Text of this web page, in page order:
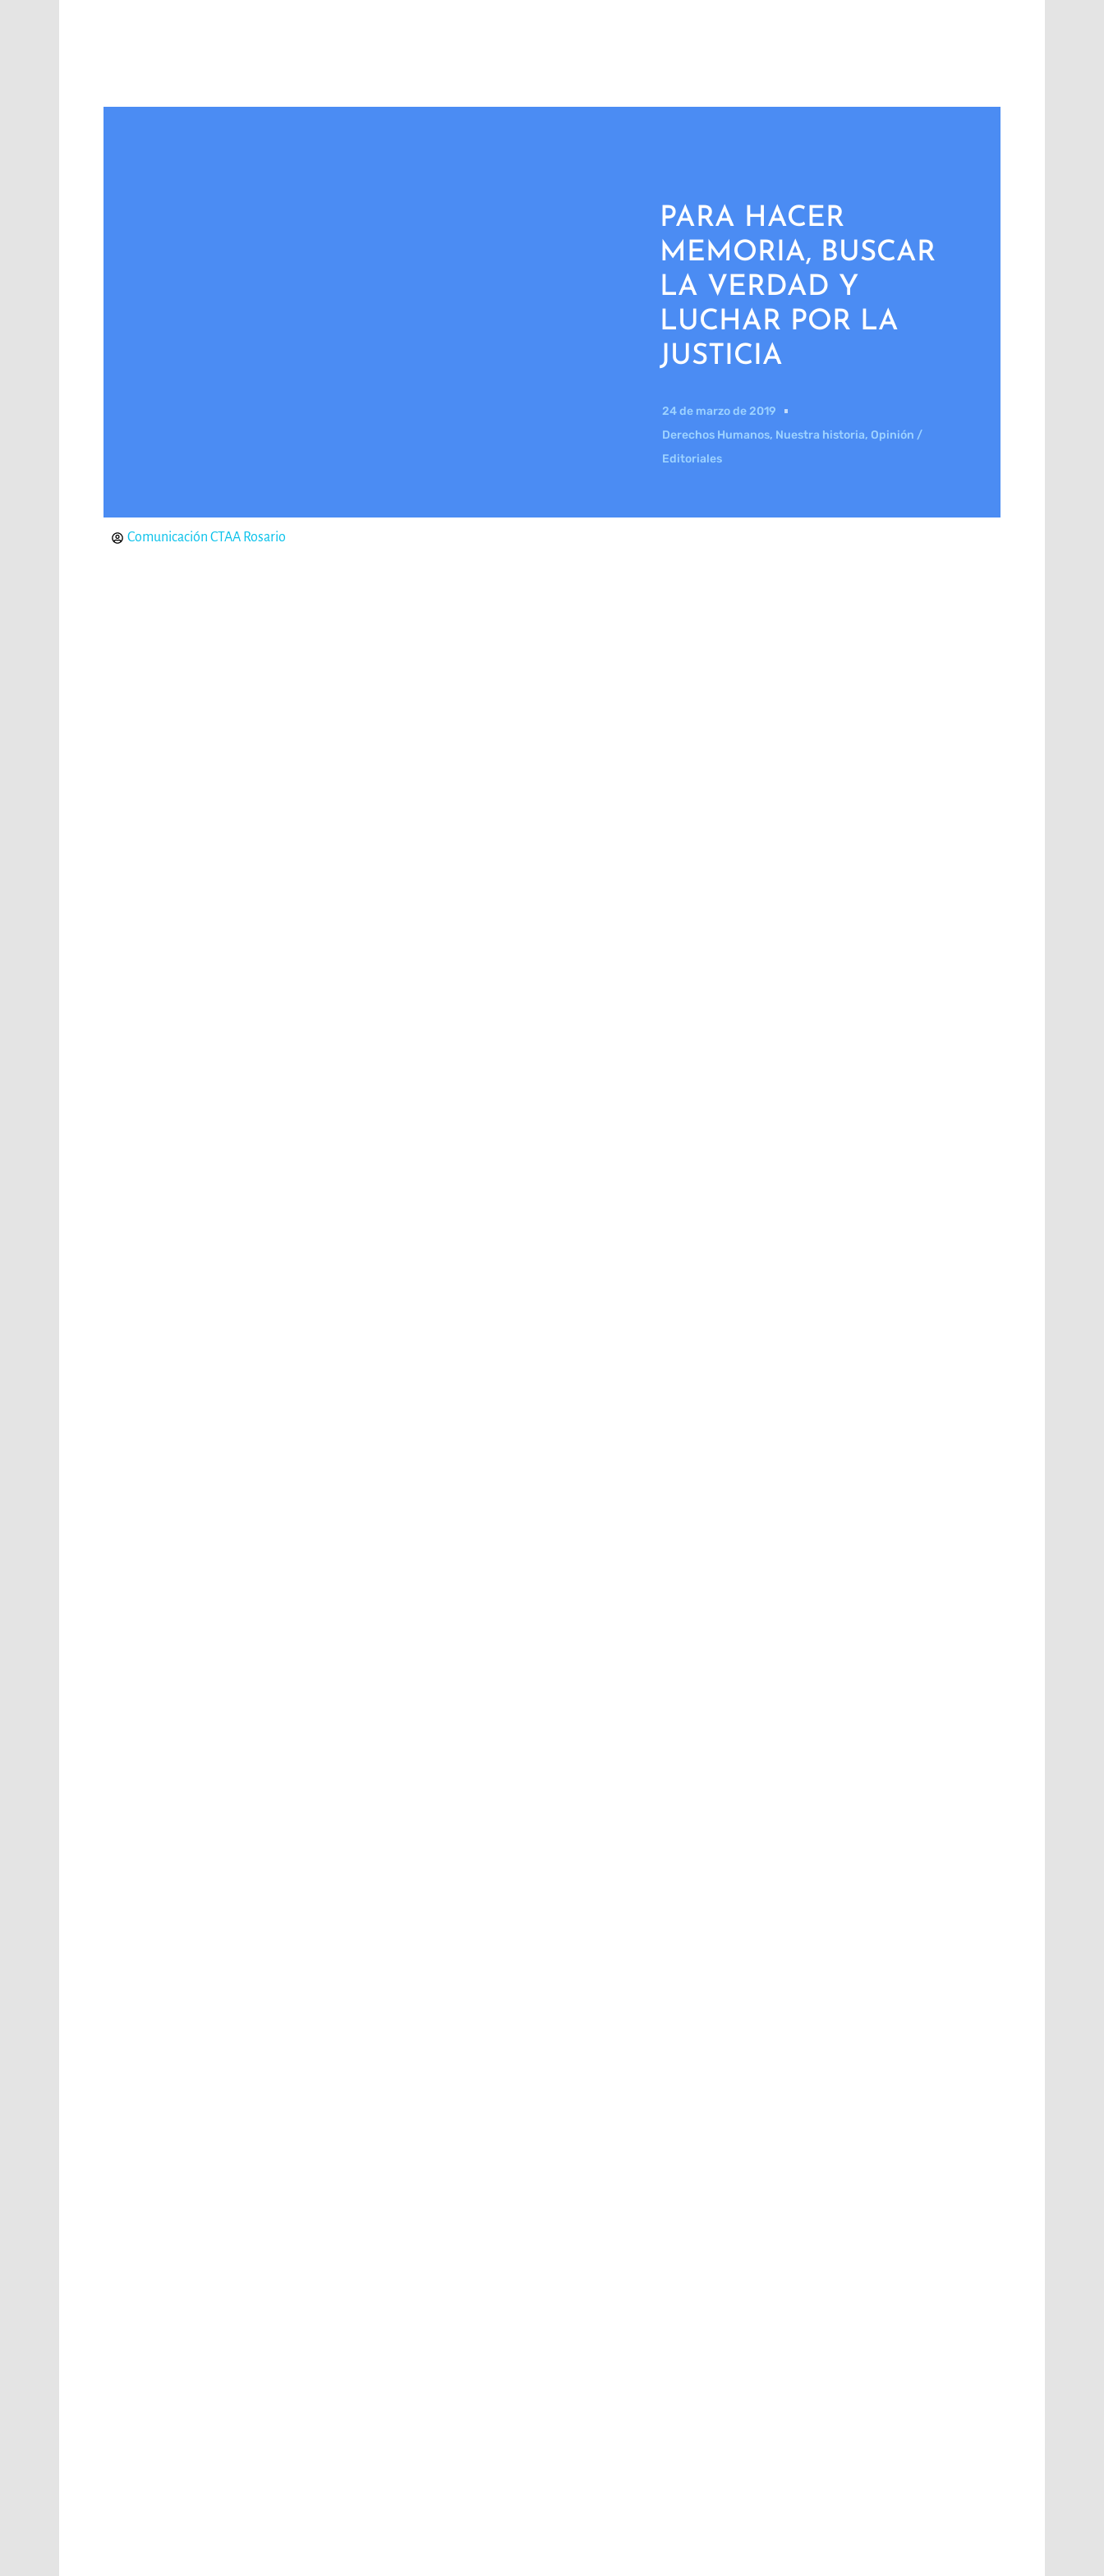
PARA HACER
MEMORIA, BUSCAR
LA VERDAD Y
LUCHAR POR LA
JUSTICIA
24 de marzo de 2019
Derechos Humanos, Nuestra historia, Opinión /
Editoriales
Comunicación CTAA Rosario